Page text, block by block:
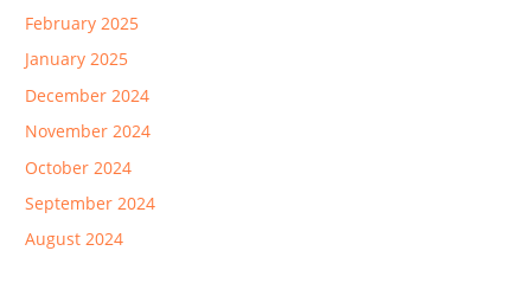
February 2025
January 2025
December 2024
November 2024
October 2024
September 2024
August 2024